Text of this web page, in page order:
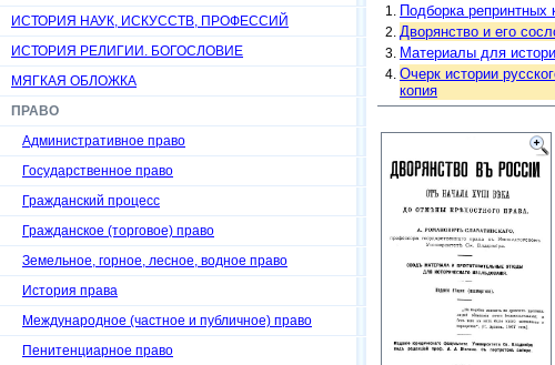
ИСТОРИЯ НАУК, ИСКУССТВ, ПРОФЕССИЙ
ИСТОРИЯ РЕЛИГИИ. БОГОСЛОВИЕ
МЯГКАЯ ОБЛОЖКА
ПРАВО
Административное право
Государственное право
Гражданский процесс
Гражданское (торговое) право
Земельное, горное, лесное, водное право
История права
Международное (частное и публичное) право
Пенитенциарное право
Подборка репринтных
Дворянство и его
Материалы для
Очерк истории
копия